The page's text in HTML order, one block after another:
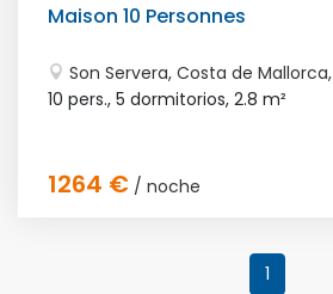
Maison 10 Personnes
Son Servera, Costa de Mallorca,
10 pers., 5 dormitorios, 2.8 m²
1264 € / noche
1